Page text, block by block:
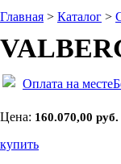
Главная > Каталог >
Оплата на месте
Цена: 160.070,00 руб.
купить